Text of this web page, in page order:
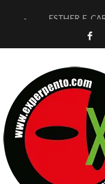
ESTHER F.
[TERRA
TIMBRE 4, LA
30 AÑOS (NO ES
MARSHALL